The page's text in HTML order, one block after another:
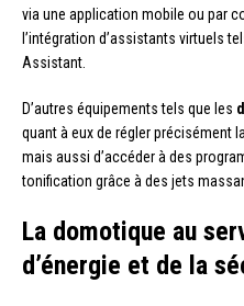
via une application mobile ou par
l’intégration d’assistants virtuels
Assistant.
D’autres équipements tels que les
quant à eux de régler précisément
mais aussi d’accéder à des
tonification grâce à des jets
La domotique au
d’énergie et de la